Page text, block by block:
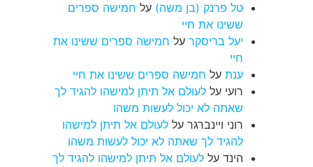
טל פרנק (בן משה) על חמישה ספרים
ששינו את חיי
יעל בריסקר על חמישה ספרים ששינו את
חיי
ענת על חמישה ספרים ששינו את חיי
רועי על לעולם אל תיתן למישהו להגיד לך
שאתה לא יכול לעשות משהו
רוני ויינברגר על לעולם אל תיתן למישהו
להגיד לך שאתה לא יכול לעשות משהו
הינד על לעולם אל תיתן למישהו להגיד לך